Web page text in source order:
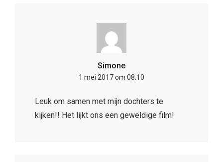
Simone
1 mei 2017 om 08:10
Leuk om samen met mijn dochters te
kijken!! Het lijkt ons een geweldige film!